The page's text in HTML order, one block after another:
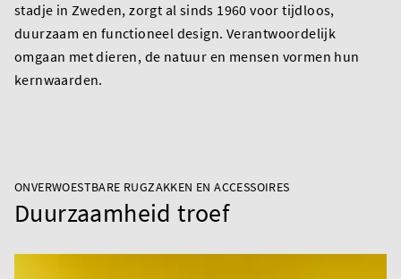
stadje in Zweden, zorgt al sinds 1960 voor tijdloos,
duurzaam en functioneel design. Verantwoordelijk
omgaan met dieren, de natuur en mensen vormen hun
kernwaarden.
ONVERWOESTBARE RUGZAKKEN EN ACCESSOIRES
Duurzaamheid troef